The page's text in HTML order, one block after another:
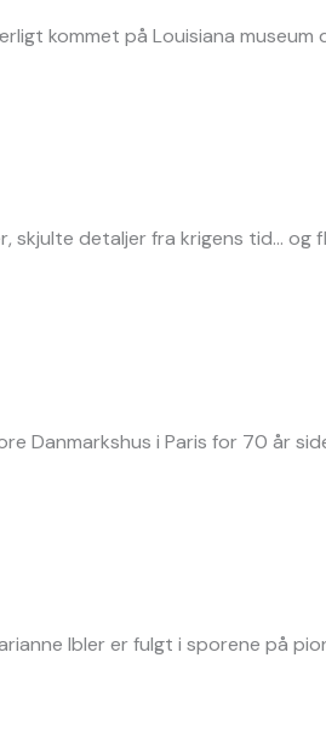
kommet på Louisiana museum
skjulte detaljer fra krigens tid…
i Paris for 70 år
Ibler er fulgt i sporene på